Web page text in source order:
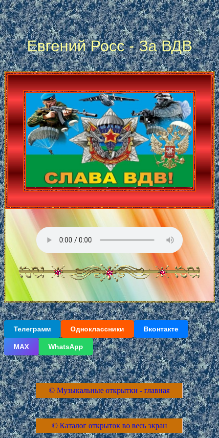
Евгений Росс - За ВДВ
Телеграмм Одноклассники Вконтакте
МАХ WhatsApp
© Музыкальные открытки - главная
© Каталог открыток во весь экран